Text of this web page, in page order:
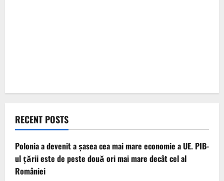
RECENT POSTS
Polonia a devenit a șasea cea mai mare economie a UE. PIB-
ul țării este de peste două ori mai mare decât cel al
României